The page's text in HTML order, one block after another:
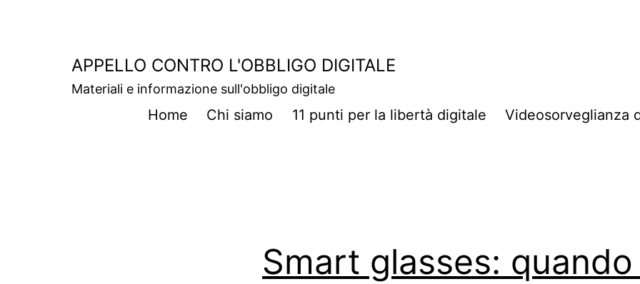
APPELLO CONTRO L'OBBLIGO DIGITALE
Materiali e informazione sull'obbligo digitale
Home Chi siamo 11 punti per la libertà digitale Videosorveglianza
Smart glasses: